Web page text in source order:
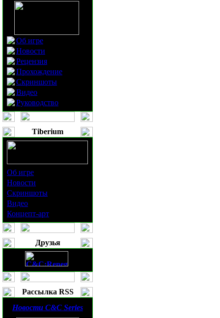
Об игре
Новости
Рецензия
Прохождение
Скриншоты
Видео
Руководство
Tiberium
Об игре
Новости
Скриншоты
Видео
Концепт-арт
Друзья
Рассылка RSS
Новости C&C Series